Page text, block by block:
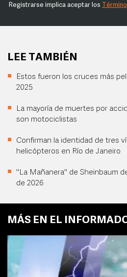
Registrarse implica aceptar los
LEE TAMBIÉN
Estos fueron los cruces más
2025
La mayoría de muertes por
son motociclistas
Confirman la identidad de tres
helicópteros en Río de Janeiro
"La Mañanera" de Sheinbaum
de 2026
MÁS EN EL